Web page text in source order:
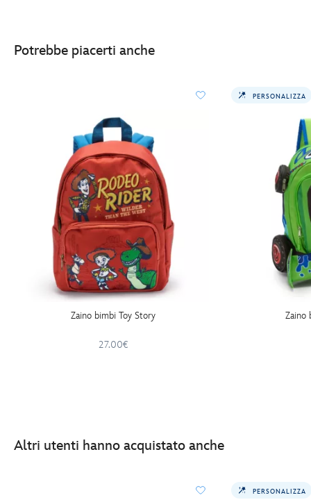
Potrebbe piacerti anche
Zaino bimbi Toy Story
27.00€
PERSONALIZZA
Zaino
Altri utenti hanno acquistato anche
PERSONALIZZA